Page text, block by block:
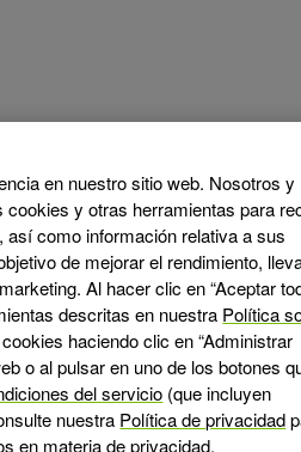
en nuestro sitio web. Nosotros y
y otras herramientas para
como información relativa a sus
de mejorar el rendimiento,
Al hacer clic en “Aceptar
descritas en nuestra Política
haciendo clic en “Administrar
o al pulsar en uno de los botones
del servicio (que incluyen
nuestra Política de privacidad
en materia de privacidad.